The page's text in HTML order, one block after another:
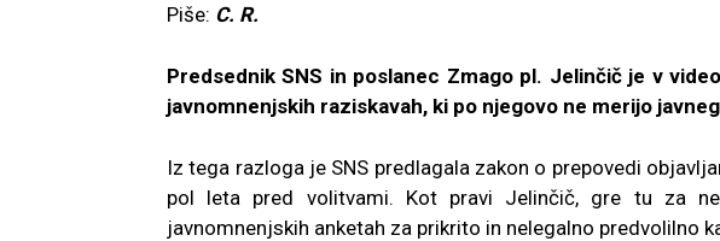
Piše: C. R.
Predsednik SNS in poslanec Zmago pl. Jelinčič je v
javnomnenjskih raziskavah, ki po njegovo ne merijo
Iz tega razloga je SNS predlagala zakon o prepovedi
pol leta pred volitvami. Kot pravi Jelinčič, gre tu za
javnomnenjskih anketah za prikrito in nelegalno predvolilno